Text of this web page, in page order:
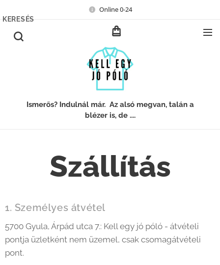
Online 0-24
Ismerős? Indulnál már. Az alsó megvan, talán a
blézer is, de ....
KERESÉS
Szállítás
1. Személyes átvétel
5700 Gyula, Árpád utca 7.: Kell egy jó póló - átvételi
pontja üzletként nem üzemel, csak csomagátvételi
pont.